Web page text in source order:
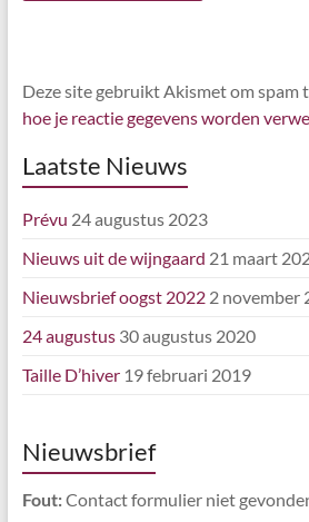
Deze site gebruikt Akismet om spam
hoe je reactie gegevens worden
Laatste Nieuws
Prévu 24 augustus 2023
Nieuws uit de wijngaard 21 maart
Nieuwsbrief oogst 2022 2 november
24 augustus 30 augustus 2020
Taille D’hiver 19 februari 2019
Nieuwsbrief
Fout:Contact formulier niet